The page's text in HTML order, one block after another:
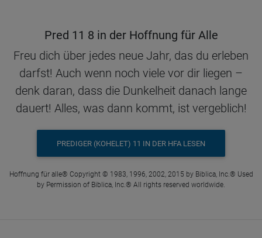
Pred 11 8 in der Hoffnung für Alle
Freu dich über jedes neue Jahr, das du erleben
darfst! Auch wenn noch viele vor dir liegen –
denk daran, dass die Dunkelheit danach lange
dauert! Alles, was dann kommt, ist vergeblich!
PREDIGER (KOHELET) 11 IN DER HFA LESEN
Hoffnung für alle® Copyright © 1983, 1996, 2002, 2015 by Biblica, Inc.® Used
by Permission of Biblica, Inc.® All rights reserved worldwide.